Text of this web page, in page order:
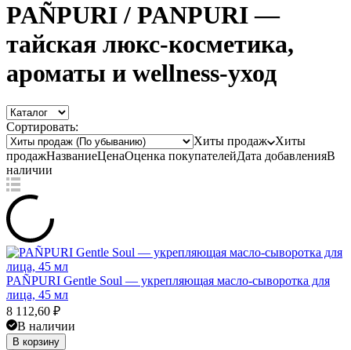
PAÑPURI / PANPURI —
тайская люкс-косметика,
ароматы и wellness-уход
Сортировать:
Хиты продаж
Хиты
продажНазваниеЦенаОценка покупателейДата добавленияВ
наличии
PAÑPURI Gentle Soul — укрепляющая масло-сыворотка для
лица, 45 мл
8 112,60 ₽
В наличии
В корзину